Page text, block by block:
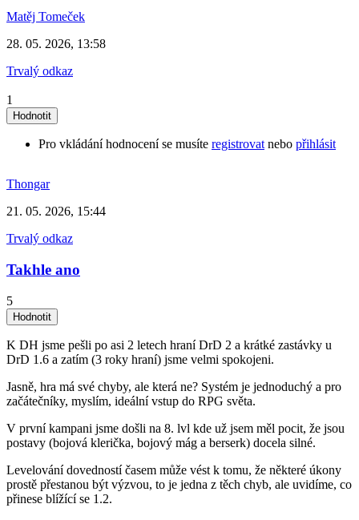
Matěj Tomeček
28. 05. 2026, 13:58
Trvalý odkaz
1
Pro vkládání hodnocení se musíte registrovatnebo přihlásit
Thongar
21. 05. 2026, 15:44
Trvalý odkaz
Takhle ano
5
K DH jsme pešli po asi 2 letech hraní DrD 2 a krátké zastávky u
DrD 1.6 a zatím (3 roky hraní) jsme velmi spokojeni.
Jasně, hra má své chyby, ale která ne? Systém je jednoduchý a pro
začátečníky, myslím, ideální vstup do RPG světa.
V první kampani jsme došli na 8. lvl kde už jsem měl pocit, že jsou
postavy (bojová klerička, bojový mág a berserk) docela silné.
Levelování dovedností časem může vést k tomu, že některé úkony
prostě přestanou být výzvou, to je jedna z těch chyb, ale uvidíme, co
přinese blížící se 1.2.